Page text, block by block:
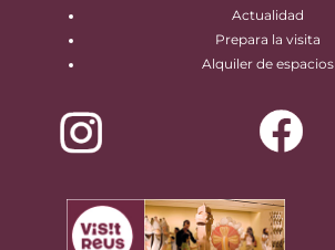
Actualidad
Prepara la visita
Alquiler de espacios